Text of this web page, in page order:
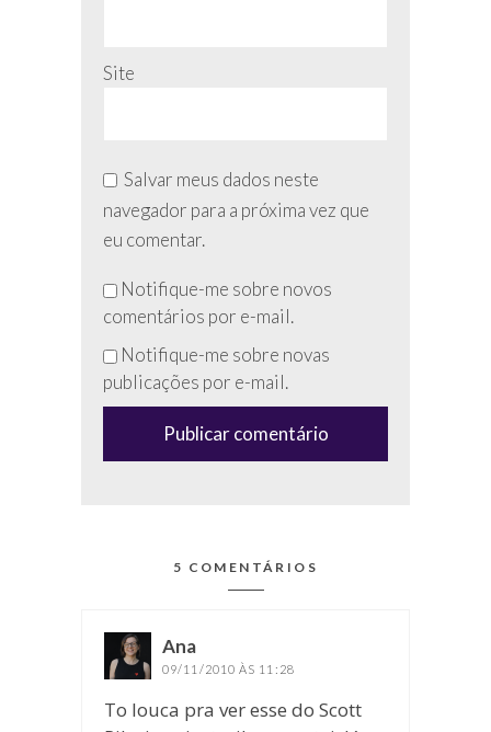
Site
Salvar meus dados neste
navegador para a próxima vez que
eu comentar.
Não
preencha
esse
campo
(anti-
Notifique-me sobre novos
comentários por e-mail.
Notifique-me sobre novas
publicações por e-mail.
5 COMENTÁRIOS
Ana
09/11/2010 ÀS 11:28
To louca pra ver esse do Scott